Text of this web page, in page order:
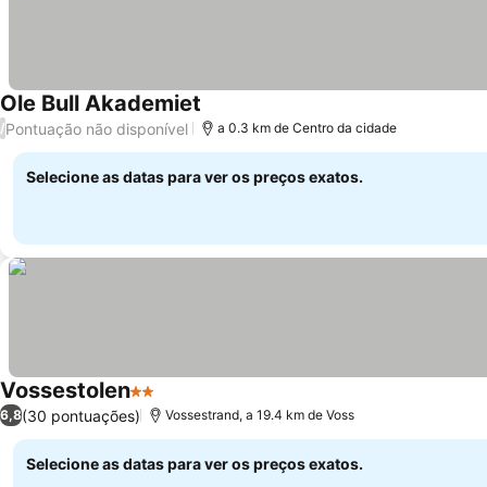
Ole Bull Akademiet Ver preços
/Pontuação não disponível a 0.3 km de Centro da cidade
Selecione as datas para ver os preços exatos.
Vossestolen2 Estrelas
Ver preços
6,8(30 pontuações) Vossestrand, a 19.4 km de Voss
Selecione as datas para ver os preços exatos.